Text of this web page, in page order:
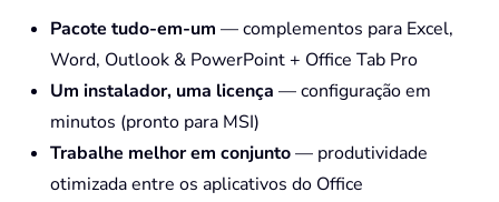
Pacote tudo-em-um — complementos para Excel,
Word, Outlook & PowerPoint + Office Tab Pro
Um instalador, uma licença — configuração em
minutos (pronto para MSI)
Trabalhe melhor em conjunto— produtividade
otimizada entre os aplicativos do Office